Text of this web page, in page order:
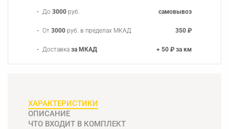
До3000 руб. самовывоз
От3000 руб. в пределах МКАД 350 ₽
Доставказа МКАД + 50 ₽ за км
ХАРАКТЕРИСТИКИ
ОПИСАНИЕ
ЧТО ВХОДИТ В КОМПЛЕКТ